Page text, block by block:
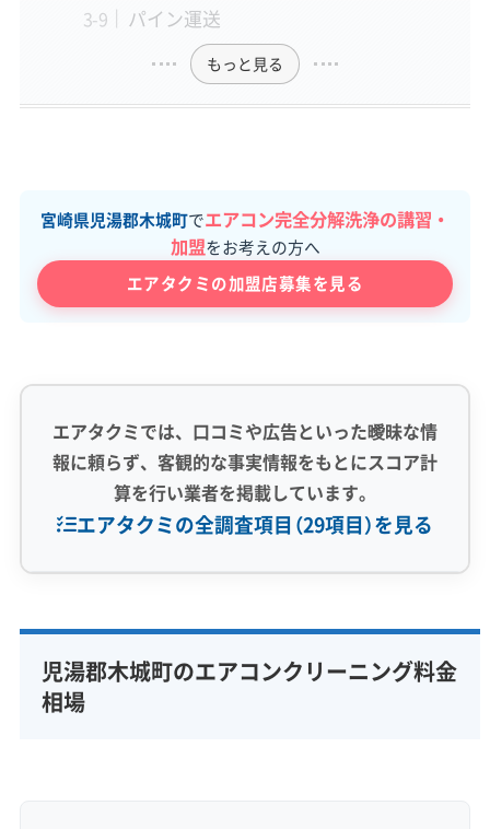
パイン運送
もっと見る
宮崎県児湯郡木城町でエアコン完全分解洗浄の講習・
加盟をお考えの方へ
エアタクミの加盟店募集を見る
エアタクミでは、口コミや広告といった曖昧な情
報に頼らず、客観的な事実情報をもとにスコア計
算を行い業者を掲載しています。
エアタクミの全調査項目（29項目）を見る
完全分解洗浄 部分クリーニング
実績10年以上
資格保有スタッフ
児湯郡木城町のエアコンクリーニング料金
相場